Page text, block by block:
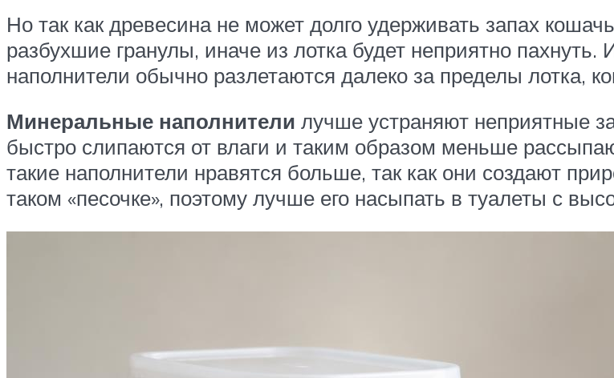
Но так как древесина не может долго удерживать запах
разбухшие гранулы, иначе из лотка будет неприятно
наполнители обычно разлетаются далеко за пределы лотка,
Минеральные наполнители лучше устраняют неприятные
быстро слипаются от влаги и таким образом меньше
такие наполнители нравятся больше, так как они создают
таком «песочке», поэтому лучше его насыпать в туалеты с